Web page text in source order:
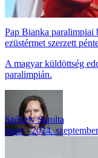
Pap Bianka
ezüstérmet szerzett
A magyar küldöttség
paralimpián.
Székely Sarolta
sport
2024.